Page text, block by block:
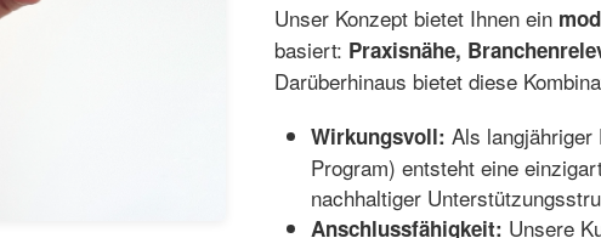
Unser Konzept bietet Ihnen ein
basiert: Praxisnähe,
Darüberhinaus bietet diese
Wirkungsvoll: Als langjähriger
Program) entsteht eine
nachhaltiger
Anschlussfähigkeit: Unsere